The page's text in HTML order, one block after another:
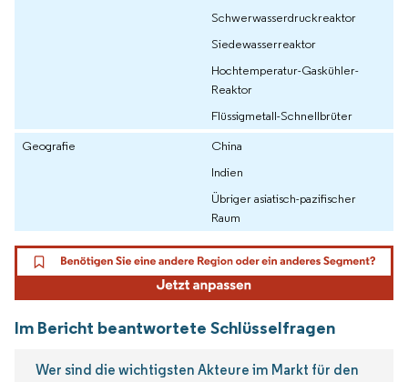
Schwerwasserdruckreaktor
Siedewasserreaktor
Hochtemperatur-Gaskühler-
Reaktor
Flüssigmetall-Schnellbrüter
Geografie
China
Indien
Übriger asiatisch-pazifischer
Raum
Im Bericht beantwortete Schlüsselfragen
Wer sind die wichtigsten Akteure im Markt für den